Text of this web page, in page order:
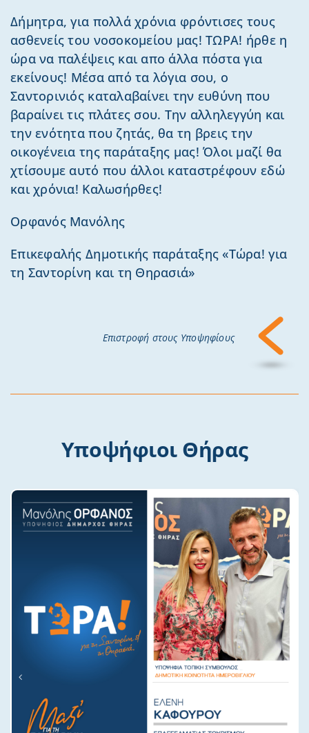
Δήμητρα, για πολλά χρόνια φρόντισες τους
ασθενείς του νοσοκομείου μας! ΤΩΡΑ! ήρθε η
ώρα να παλέψεις και απο άλλα πόστα για
εκείνους! Μέσα από τα λόγια σου, ο
Σαντορινιός καταλαβαίνει την ευθύνη που
βαραίνει τις πλάτες σου. Την αλληλεγγύη και
την ενότητα που ζητάς, θα τη βρεις την
οικογένεια της παράταξης μας! Όλοι μαζί θα
χτίσουμε αυτό που άλλοι καταστρέφουν εδώ
και χρόνια! Καλωσήρθες!
Ορφανός Μανόλης
Επικεφαλής Δημοτικής παράταξης «Τώρα! για
τη Σαντορίνη και τη Θηρασιά»
Επιστροφή στους Υποψηφίους
Υποψήφιοι Θήρας